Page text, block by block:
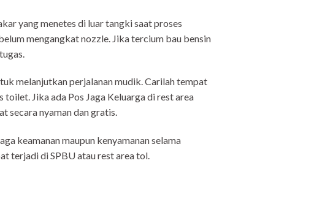
yang menetes di luar tangki saat proses
mengangkat nozzle. Jika tercium bau bensin
melanjutkan perjalanan mudik. Carilah tempat
Jika ada Pos Jaga Keluarga di rest area
secara nyaman dan gratis.
keamanan maupun kenyamanan selama
terjadi di SPBU atau rest area tol.